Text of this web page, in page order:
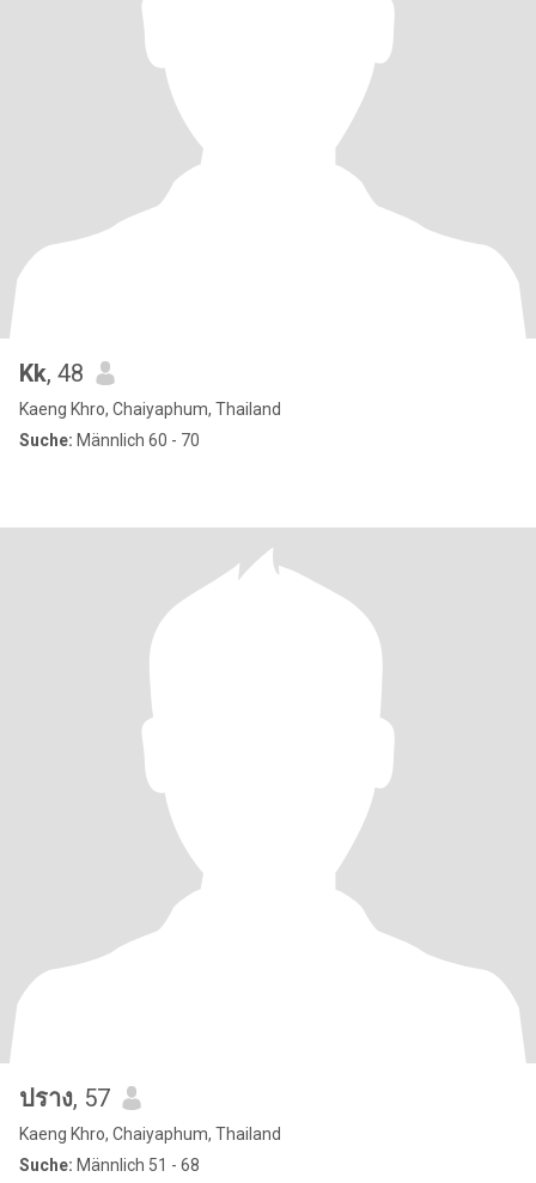
Kk, 48
Kaeng Khro, Chaiyaphum, Thailand
Suche: Männlich 60 - 70
ปราง, 57
Kaeng Khro, Chaiyaphum, Thailand
Suche: Männlich 51 - 68